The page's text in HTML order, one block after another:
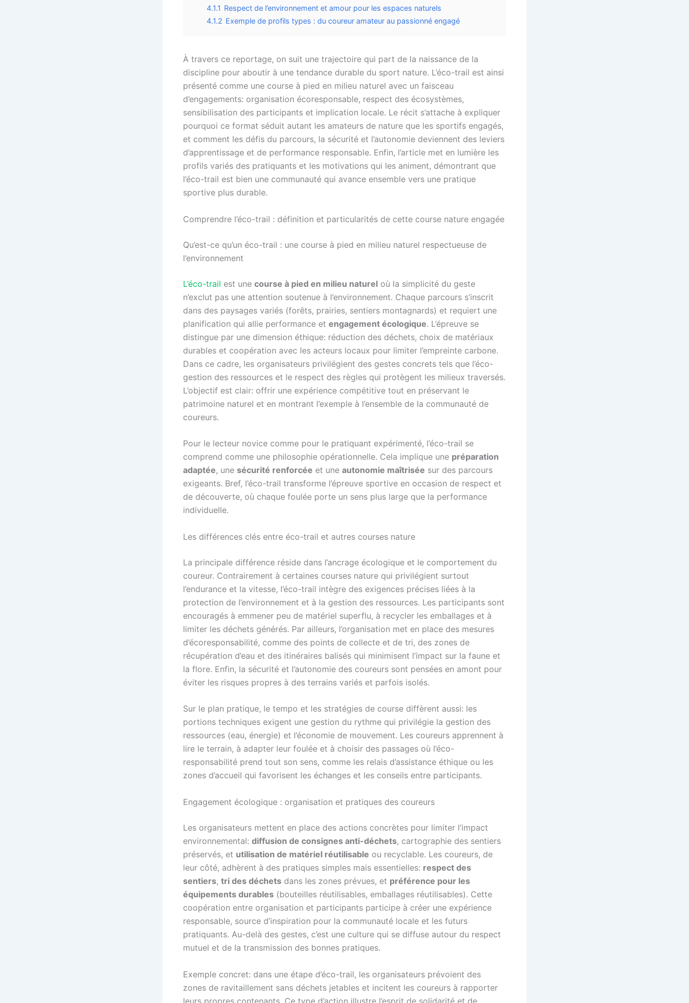
4.1.1 Respect de l’environnement et amour pour les espaces naturels
4.1.2 Exemple de profils types : du coureur amateur au passionné engagé
À travers ce reportage, on suit une trajectoire qui part de la naissance de la
discipline pour aboutir à une tendance durable du sport nature. L’éco-trail est ainsi
présenté comme une course à pied en milieu naturel avec un faisceau
d’engagements: organisation écoresponsable, respect des écosystèmes,
sensibilisation des participants et implication locale. Le récit s’attache à expliquer
pourquoi ce format séduit autant les amateurs de nature que les sportifs engagés,
et comment les défis du parcours, la sécurité et l’autonomie deviennent des leviers
d’apprentissage et de performance responsable. Enfin, l’article met en lumière les
profils variés des pratiquants et les motivations qui les animent, démontrant que
l’éco-trail est bien une communauté qui avance ensemble vers une pratique
sportive plus durable.
Comprendre l’éco-trail : définition et particularités de cette course nature engagée
Qu’est-ce qu’un éco-trail : une course à pied en milieu naturel respectueuse de
l’environnement
L’éco-trail est une course à pied en milieu naturel où la simplicité du geste
n’exclut pas une attention soutenue à l’environnement. Chaque parcours s’inscrit
dans des paysages variés (forêts, prairies, sentiers montagnards) et requiert une
planification qui allie performance et engagement écologique. L’épreuve se
distingue par une dimension éthique: réduction des déchets, choix de matériaux
durables et coopération avec les acteurs locaux pour limiter l’empreinte carbone.
Dans ce cadre, les organisateurs privilégient des gestes concrets tels que l’éco-
gestion des ressources et le respect des règles qui protègent les milieux traversés.
L’objectif est clair: offrir une expérience compétitive tout en préservant le
patrimoine naturel et en montrant l’exemple à l’ensemble de la communauté de
coureurs.
Pour le lecteur novice comme pour le pratiquant expérimenté, l’éco-trail se
comprend comme une philosophie opérationnelle. Cela implique une préparation
adaptée, une sécurité renforcée et une autonomie maîtrisée sur des parcours
exigeants. Bref, l’éco-trail transforme l’épreuve sportive en occasion de respect et
de découverte, où chaque foulée porte un sens plus large que la performance
individuelle.
Les différences clés entre éco-trail et autres courses nature
La principale différence réside dans l’ancrage écologique et le comportement du
coureur. Contrairement à certaines courses nature qui privilégient surtout
l’endurance et la vitesse, l’éco-trail intègre des exigences précises liées à la
protection de l’environnement et à la gestion des ressources. Les participants sont
encouragés à emmener peu de matériel superflu, à recycler les emballages et à
limiter les déchets générés. Par ailleurs, l’organisation met en place des mesures
d’écoresponsabilité, comme des points de collecte et de tri, des zones de
récupération d’eau et des itinéraires balisés qui minimisent l’impact sur la faune et
la flore. Enfin, la sécurité et l’autonomie des coureurs sont pensées en amont pour
éviter les risques propres à des terrains variés et parfois isolés.
Sur le plan pratique, le tempo et les stratégies de course diffèrent aussi: les
portions techniques exigent une gestion du rythme qui privilégie la gestion des
ressources (eau, énergie) et l’économie de mouvement. Les coureurs apprennent à
lire le terrain, à adapter leur foulée et à choisir des passages où l’éco-
responsabilité prend tout son sens, comme les relais d’assistance éthique ou les
zones d’accueil qui favorisent les échanges et les conseils entre participants.
Engagement écologique : organisation et pratiques des coureurs
Les organisateurs mettent en place des actions concrètes pour limiter l’impact
environnemental: diffusion de consignes anti-déchets, cartographie des sentiers
préservés, et utilisation de matériel réutilisable ou recyclable. Les coureurs, de
leur côté, adhèrent à des pratiques simples mais essentielles: respect des
sentiers, tri des déchets dans les zones prévues, et préférence pour les
équipements durables (bouteilles réutilisables, emballages réutilisables). Cette
coopération entre organisation et participants participe à créer une expérience
responsable, source d’inspiration pour la communauté locale et les futurs
pratiquants. Au-delà des gestes, c’est une culture qui se diffuse autour du respect
mutuel et de la transmission des bonnes pratiques.
Exemple concret: dans une étape d’éco-trail, les organisateurs prévoient des
zones de ravitaillement sans déchets jetables et incitent les coureurs à rapporter
leurs propres contenants. Ce type d’action illustre l’esprit de solidarité et de